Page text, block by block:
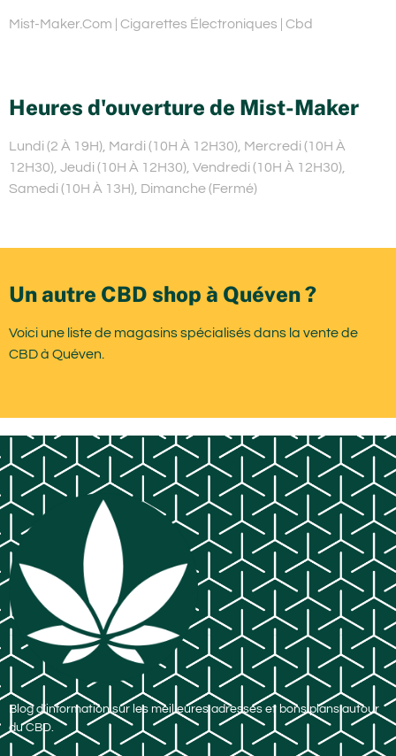
Mist-Maker.Com | Cigarettes Électroniques | Cbd
Heures d'ouverture de Mist-Maker
Lundi (2 À 19H), Mardi (10H À 12H30), Mercredi (10H À
12H30), Jeudi (10H À 12H30), Vendredi (10H À 12H30),
Samedi (10H À 13H), Dimanche (Fermé)
Un autre CBD shop à Quéven ?
Voici une liste de magasins spécialisés dans la vente de
CBD à Quéven.
Blog d’information sur les meilleures adresses et bons plans autour
du CBD.